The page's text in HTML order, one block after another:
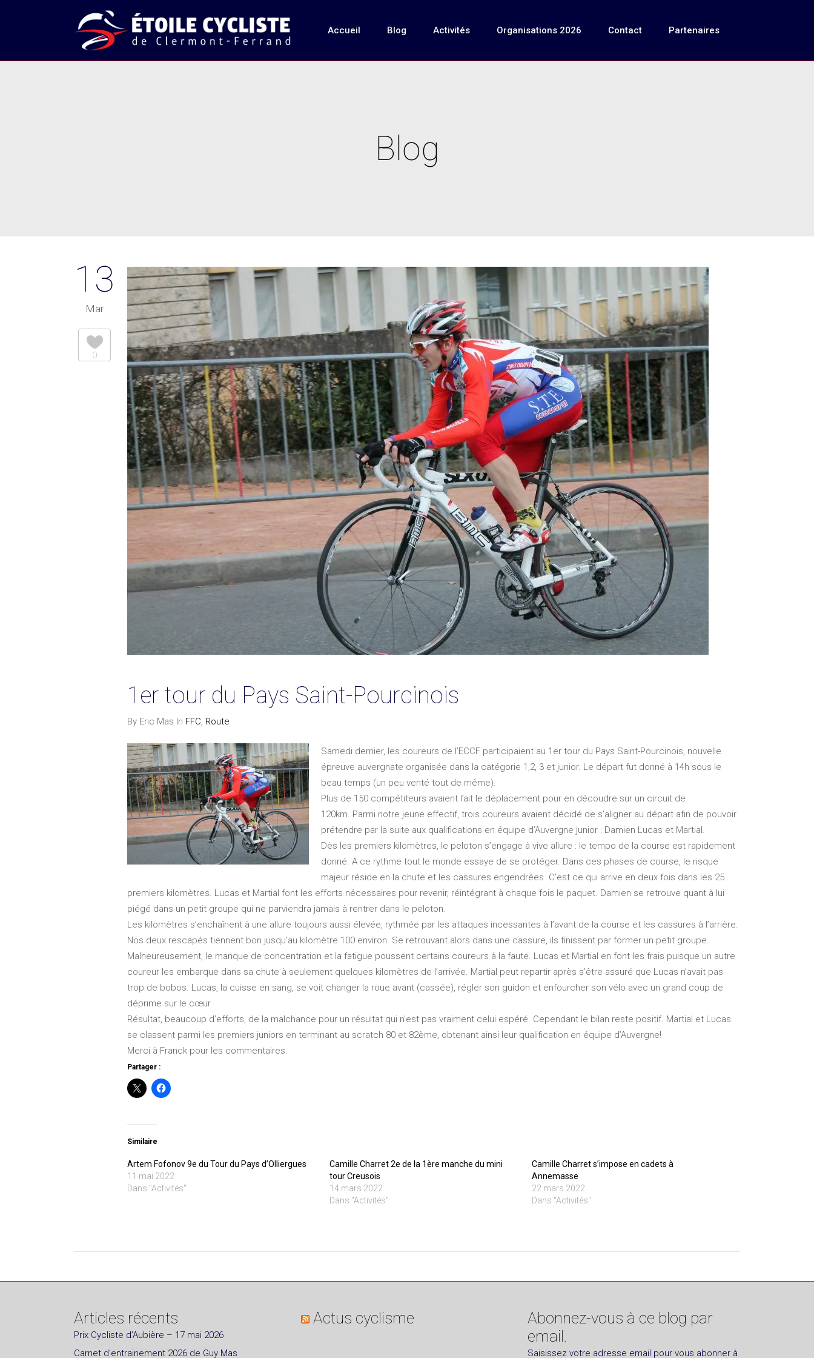
Accueil Blog Activités Organisations 2026 Contact Partenaires
Blog
13
Mar
0
1er tour du Pays Saint-Pourcinois
By Eric Mas In FFC, Route
Samedi dernier, les coureurs de l’ECCF participaient au 1er tour du Pays Saint-Pourcinois, nouvelle
épreuve auvergnate organisée dans la catégorie 1,2, 3 et junior. Le départ fut donné à 14h sous le
beau temps (un peu venté tout de même).
Plus de 150 compétiteurs avaient fait le déplacement pour en découdre sur un circuit de
120km. Parmi notre jeune effectif, trois coureurs avaient décidé de s’aligner au départ afin de pouvoir
prétendre par la suite aux qualifications en équipe d’Auvergne junior : Damien Lucas et Martial.
Dès les premiers kilomètres, le peloton s’engage à vive allure : le tempo de la course est rapidement
donné. A ce rythme tout le monde essaye de se protéger. Dans ces phases de course, le risque
majeur réside en la chute et les cassures engendrées C’est ce qui arrive en deux fois dans les 25
premiers kilomètres. Lucas et Martial font les efforts nécessaires pour revenir, réintégrant à chaque fois le paquet. Damien se retrouve quant à lui
piégé dans un petit groupe qui ne parviendra jamais à rentrer dans le peloton.
Les kilomètres s’enchaînent à une allure toujours aussi élevée, rythmée par les attaques incessantes à l’avant de la course et les cassures à l’arrière.
Nos deux rescapés tiennent bon jusqu’au kilomètre 100 environ. Se retrouvant alors dans une cassure, ils finissent par former un petit groupe.
Malheureusement, le manque de concentration et la fatigue poussent certains coureurs à la faute. Lucas et Martial en font les frais puisque un autre
coureur les embarque dans sa chute à seulement quelques kilomètres de l’arrivée. Martial peut repartir après s’être assuré que Lucas n’avait pas
trop de bobos. Lucas, la cuisse en sang, se voit changer la roue avant (cassée), régler son guidon et enfourcher son vélo avec un grand coup de
déprime sur le cœur.
Résultat, beaucoup d’efforts, de la malchance pour un résultat qui n’est pas vraiment celui espéré. Cependant le bilan reste positif. Martial et Lucas
se classent parmi les premiers juniors en terminant au scratch 80 et 82ème, obtenant ainsi leur qualification en équipe d’Auvergne!
Merci à Franck pour les commentaires.
Partager :
Similaire
Artem Fofonov 9e du Tour du Pays d’Olliergues
11 mai 2022
Dans "Activités"
Camille Charret 2e de la 1ère manche du mini
tour Creusois
14 mars 2022
Dans "Activités"
Camille Charret s’impose en cadets à
Annemasse
22 mars 2022
Dans "Activités"
Articles récents
Prix Cycliste d’Aubière – 17 mai 2026
Carnet d’entrainement 2026 de Guy Mas
Actus cyclisme
Abonnez-vous à ce blog par
email.
Saisissez votre adresse email pour vous abonner à